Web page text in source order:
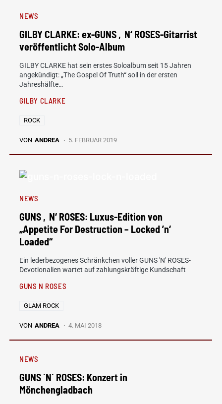
NEWS
GILBY CLARKE: ex-GUNS ‚N‘ ROSES-Gitarrist
veröffentlicht Solo-Album
GILBY CLARKE hat sein erstes Soloalbum seit 15 Jahren
angekündigt: „The Gospel Of Truth“ soll in der ersten
Jahreshälfte…
GILBY CLARKE
ROCK
VON ANDREA 5. FEBRUAR 2019
NEWS
GUNS ‚N‘ ROSES: Luxus-Edition von
„Appetite For Destruction – Locked ’n‘
Loaded“
Ein lederbezogenes Schränkchen voller GUNS 'N' ROSES-
Devotionalien wartet auf zahlungskräftige Kundschaft
GUNS N ROSES
GLAM ROCK
VON ANDREA 4. MAI 2018
NEWS
GUNS ´N´ ROSES: Konzert in
Mönchengladbach